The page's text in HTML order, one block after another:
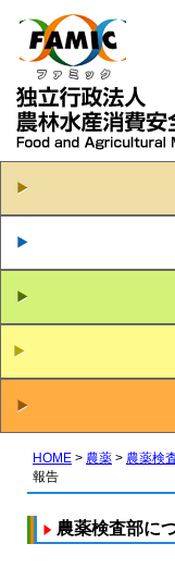
HOME 農薬 農薬検
報告
農薬検査部に